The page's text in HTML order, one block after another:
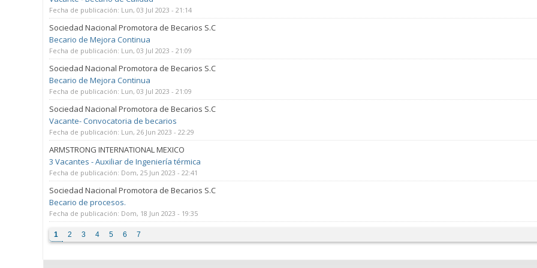
Fecha de publicación: Lun, 03 Jul 2023 - 21:14
Sociedad Nacional Promotora de Becarios S.C
Becario de Mejora Continua
Fecha de publicación: Lun, 03 Jul 2023 - 21:09
Sociedad Nacional Promotora de Becarios S.C
Becario de Mejora Continua
Fecha de publicación: Lun, 03 Jul 2023 - 21:09
Sociedad Nacional Promotora de Becarios S.C
Vacante- Convocatoria de becarios
Fecha de publicación: Lun, 26 Jun 2023 - 22:29
ARMSTRONG INTERNATIONAL MEXICO
3 Vacantes - Auxiliar de Ingeniería térmica
Fecha de publicación: Dom, 25 Jun 2023 - 22:41
Sociedad Nacional Promotora de Becarios S.C
Becario de procesos.
Fecha de publicación: Dom, 18 Jun 2023 - 19:35
Páginas
1 2 3 4 5 6 7